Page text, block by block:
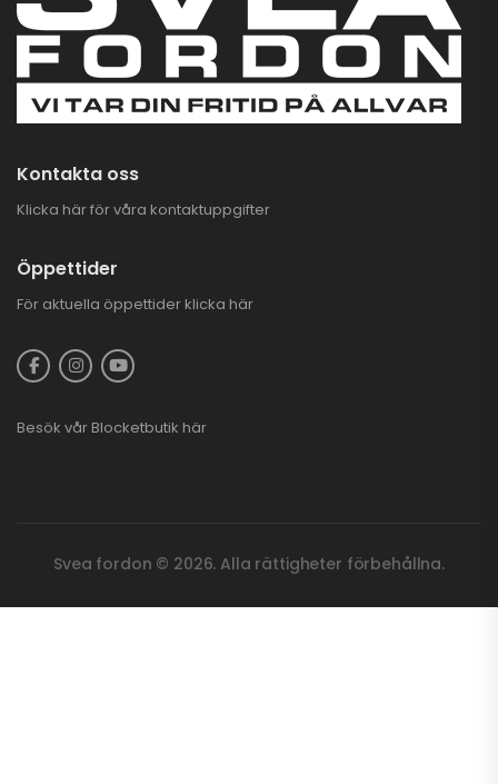
Kontakta oss
Klicka här för våra kontaktuppgifter
Öppettider
För aktuella öppettider klicka här
Besök vår Blocketbutik här
Svea fordon © 2026. Alla rättigheter förbehållna.